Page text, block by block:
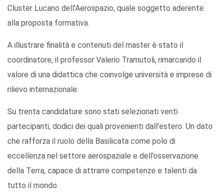
Cluster Lucano dell’Aerospazio, quale soggetto aderente
alla proposta formativa.
A illustrare finalità e contenuti del master è stato il
coordinatore, il professor Valerio Tramutoli, rimarcando il
valore di una didattica che coinvolge università e imprese di
rilievo internazionale.
Su trenta candidature sono stati selezionati venti
partecipanti, dodici dei quali provenienti dall’estero. Un dato
che rafforza il ruolo della Basilicata come polo di
eccellenza nel settore aerospaziale e dell’osservazione
della Terra, capace di attrarre competenze e talenti da
tutto il mondo.